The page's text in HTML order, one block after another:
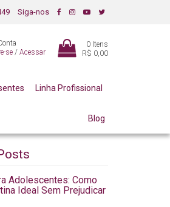
Siga-nos
se / Acessar
0 Itens
R$ 0,00
Linha Profissional
Blog
Adolescentes: Como
Ideal Sem Prejudicar